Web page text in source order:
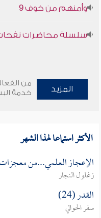
وأمنهم من خوف 9
سلسلة محاضرات نفحات
المزيد
من
خدمة
الأكثر استماعا لهذا الشهر
الإعجاز العلمي...من
زغلول النجار
القدر (24)
سفر الحوالي